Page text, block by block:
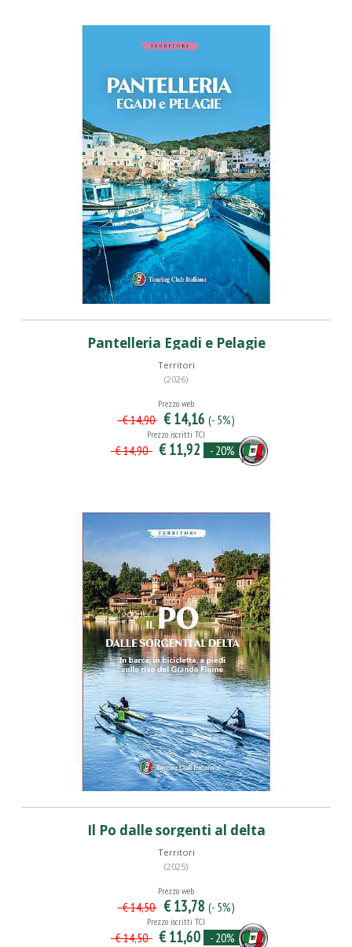
Pantelleria Egadi e Pelagie
Territori
(2026)
Prezzo web
€ 14,90 € 14,16 (- 5%)
Prezzo iscritti TCI
€ 14,90 € 11,92 - 20%
Il Po dalle sorgenti al delta
Territori
(2025)
Prezzo web
€ 14,50 € 13,78 (- 5%)
Prezzo iscritti TCI
€ 14,50 € 11,60 - 20%